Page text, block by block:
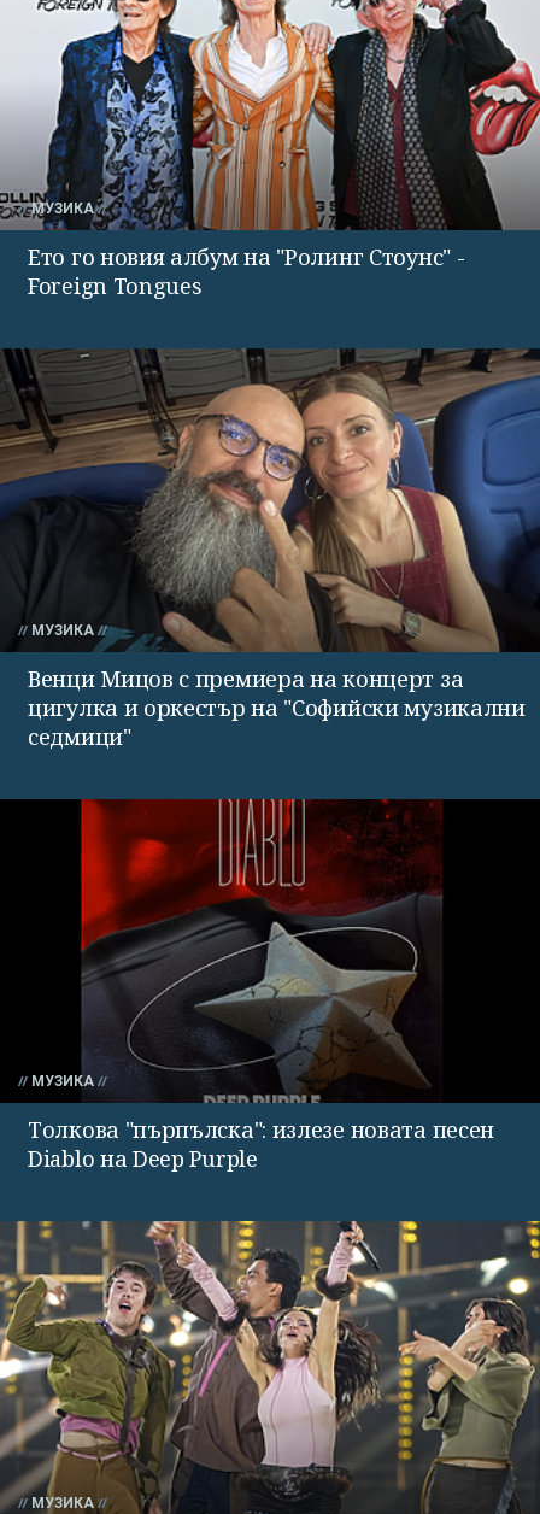
МУЗИКА
Ето го новия албум на "Ролинг Стоунс" -
Foreign Tongues
МУЗИКА
Венци Мицов с премиера на концерт за
цигулка и оркестър на "Софийски музикални
седмици"
МУЗИКА
Толкова "пърпълска": излезе новата песен
Diablo на Deep Purple
МУЗИКА